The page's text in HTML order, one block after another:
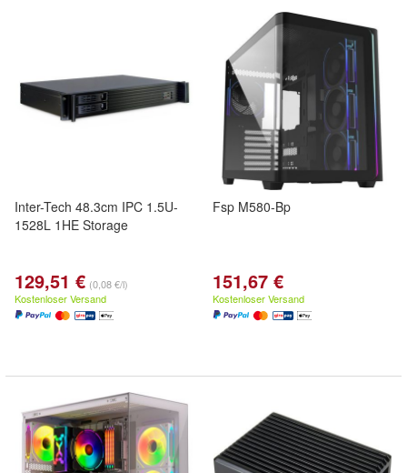
Inter-Tech 48.3cm IPC 1.5U-
1528L 1HE Storage
129,51 € (0,08 €/l)
Kostenloser Versand
Fsp M580-Bp
151,67 €
Kostenloser Versand